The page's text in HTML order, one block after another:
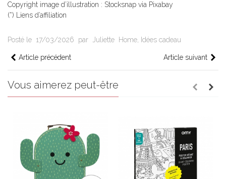
Copyright image d’illustration : Stocksnap via Pixabay
(*) Liens d’affiliation
Posté le 17/03/2026 par Juliette Home, Idées cadeau
Article précédent Article suivant
Vous aimerez peut-être